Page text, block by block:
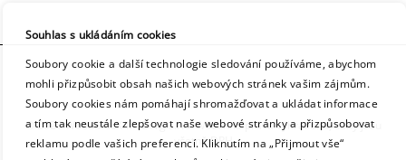
© 2026 WoodBlocX/McBerg s.r.o - Všechna práva vyhrazena, ceny jsou
včetně DPH
Souhlas s ukládáním cookies
Soubory cookie a další technologie sledování používáme, abychom
mohli přizpůsobit obsah našich webových stránek vašim zájmům.
Soubory cookies nám pomáhají shromažďovat a ukládat informace
a tím tak neustále zlepšovat naše webové stránky a přizpůsobovat
reklamu podle vašich preferencí. Kliknutím na „Přijmout vše“